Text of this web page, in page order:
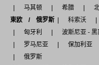
马其顿
希腊
東欧 / 俄罗斯
科索沃
匈牙利
波斯尼亚 -
罗马尼亚
保加利亚
俄罗斯